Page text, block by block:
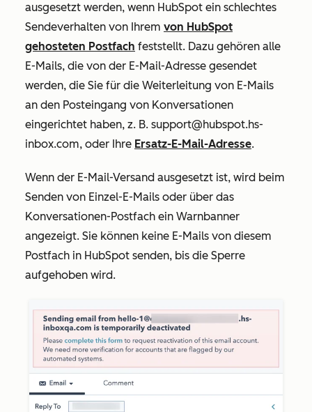
ausgesetzt werden, wenn HubSpot ein schlechtes
Sendeverhalten von Ihrem von HubSpot
gehosteten Postfach feststellt. Dazu gehören alle
E-Mails, die von der E-Mail-Adresse gesendet
werden, die Sie für die Weiterleitung von E-Mails
an den Posteingang von Konversationen
eingerichtet haben, z. B. support@hubspot.hs-
inbox.com, oder Ihre Ersatz-E-Mail-Adresse.
Wenn der E-Mail-Versand ausgesetzt ist, wird beim
Senden von Einzel-E-Mails oder über das
Konversationen-Postfach ein Warnbanner
angezeigt. Sie können keine E-Mails von diesem
Postfach in HubSpot senden, bis die Sperre
aufgehoben wird.